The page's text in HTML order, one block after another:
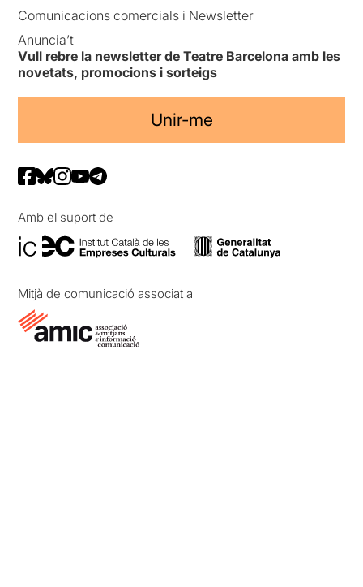
Comunicacions comercials i Newsletter
Anuncia’t
Vull rebre la newsletter de Teatre Barcelona amb les
novetats, promocions i sorteigs
Unir-me
Amb el suport de
Mitjà de comunicació associat a